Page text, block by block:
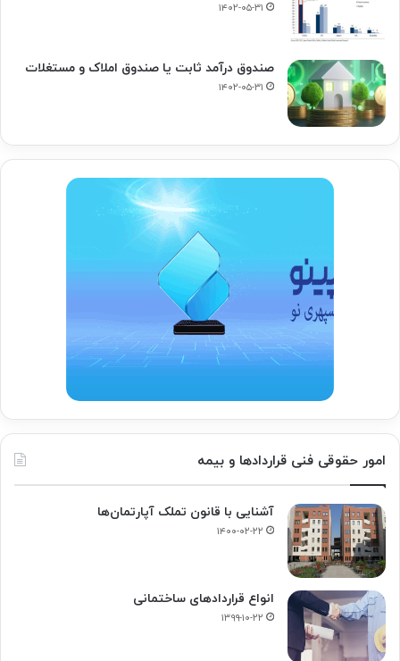
۱۴۰۲-۰۵-۳۱
صندوق درآمد ثابت یا صندوق املاک و مستغلات
۱۴۰۲-۰۵-۳۱
امور حقوقی فنی قراردادها و بیمه
آشنایی با قانون تملک آپارتمان‌ها
۱۴۰۰-۰۲-۲۲
انواع قراردادهای ساختمانی
۱۳۹۹-۱۰-۲۲